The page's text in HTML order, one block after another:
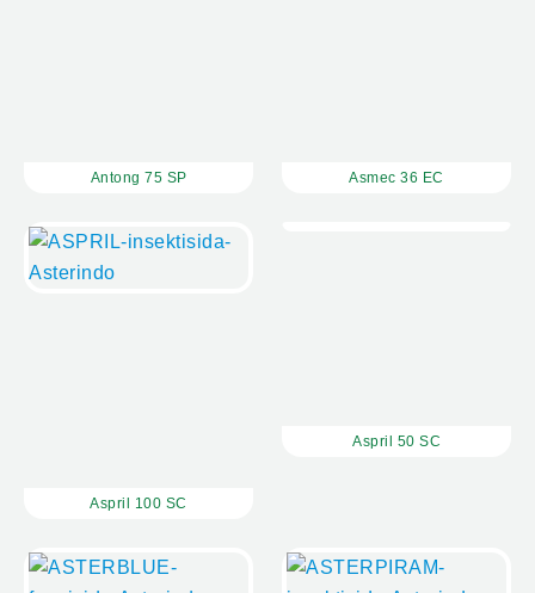
Antong 75 SP Asmec 36 EC
Aspril 100 SC
Aspril 50 SC